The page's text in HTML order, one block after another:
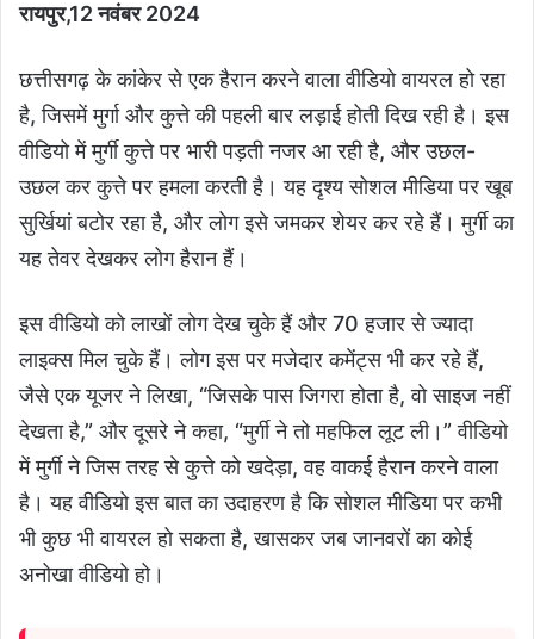
रायपुर,12 नवंबर 2024
छत्तीसगढ़ के कांकेर से एक हैरान करने वाला वीडियो वायरल हो रहा
है, जिसमें मुर्गा और कुत्ते की पहली बार लड़ाई होती दिख रही है। इस
वीडियो में मुर्गी कुत्ते पर भारी पड़ती नजर आ रही है, और उछल-
उछल कर कुत्ते पर हमला करती है। यह दृश्य सोशल मीडिया पर खूब
सुर्खियां बटोर रहा है, और लोग इसे जमकर शेयर कर रहे हैं। मुर्गी का
यह तेवर देखकर लोग हैरान हैं।
इस वीडियो को लाखों लोग देख चुके हैं और 70 हजार से ज्यादा
लाइक्स मिल चुके हैं। लोग इस पर मजेदार कमेंट्स भी कर रहे हैं,
जैसे एक यूजर ने लिखा, “जिसके पास जिगरा होता है, वो साइज नहीं
देखता है,” और दूसरे ने कहा, “मुर्गी ने तो महफिल लूट ली।” वीडियो
में मुर्गी ने जिस तरह से कुत्ते को खदेड़ा, वह वाकई हैरान करने वाला
है। यह वीडियो इस बात का उदाहरण है कि सोशल मीडिया पर कभी
भी कुछ भी वायरल हो सकता है, खासकर जब जानवरों का कोई
अनोखा वीडियो हो।